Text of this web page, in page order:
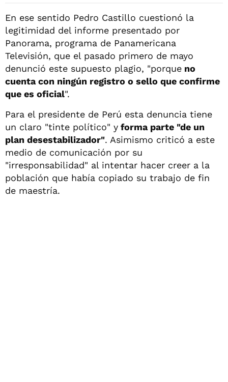
En ese sentido Pedro Castillo cuestionó la
legitimidad del informe presentado por
Panorama, programa de Panamericana
Televisión, que el pasado primero de mayo
denunció este supuesto plagio, "porque no
cuenta con ningún registro o sello que confirme
que es oficial".
Para el presidente de Perú esta denuncia tiene
un claro "tinte político" y forma parte "de un
plan desestabilizador". Asimismo criticó a este
medio de comunicación por su
"irresponsabilidad" al intentar hacer creer a la
población que había copiado su trabajo de fin
de maestría.